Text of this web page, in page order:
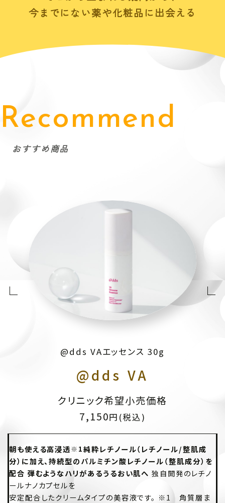
今までにない薬や化粧品に出会える
Recommend
おすすめ商品
続型のパルミチン酸レ
チノール（整肌成分）を
配合 弾むようなハリが
あるうるおい肌へ
@dds VAエッセンス 30g
@dds VA
クリニック希望小売価格
7,150円(税込)
朝も使える高浸透 ※1純粋レチノール（レチノール/整肌成
分）に加え、持続型のパルミチン酸レチノール（整肌成分）を
配合 弾むようなハリがあるうるおい肌へ 独自開発のレチノ
ールナノカプセルを
安定配合したクリームタイプの美容液です。 ※1 角質層ま